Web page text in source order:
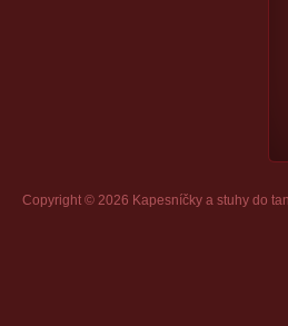
Copyright © 2026 Kapesníčky a stuhy do